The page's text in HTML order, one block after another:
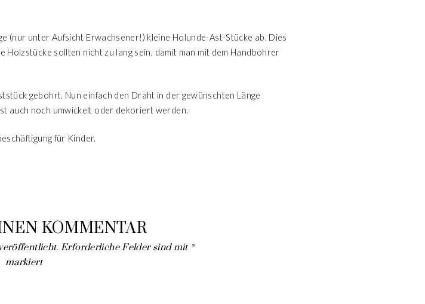
(nur unter Aufsicht Erwachsener!) kleine Holunde-Ast-Stücke ab. Dies
Holzstücke sollten nicht zu lang sein, damit man mit dem Handbohrer
gebohrt. Nun einfach den Draht in der gewünschten Länge
auch noch umwickelt oder dekoriert werden.
für Kinder.
KOMMENTAR
Erforderliche Felder sind mit *
markiert